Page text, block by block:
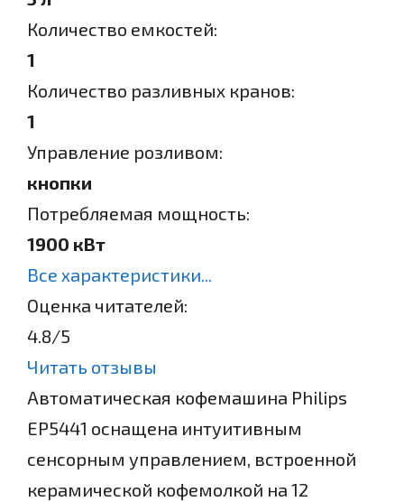
Количество емкостей:
1
Количество разливных кранов:
1
Управление розливом:
кнопки
Потребляемая мощность:
1900 кВт
Все характеристики...
Оценка читателей:
4.8/5
Читать отзывы
Автоматическая кофемашина Philips
EP5441 оснащена интуитивным
сенсорным управлением, встроенной
керамической кофемолкой на 12